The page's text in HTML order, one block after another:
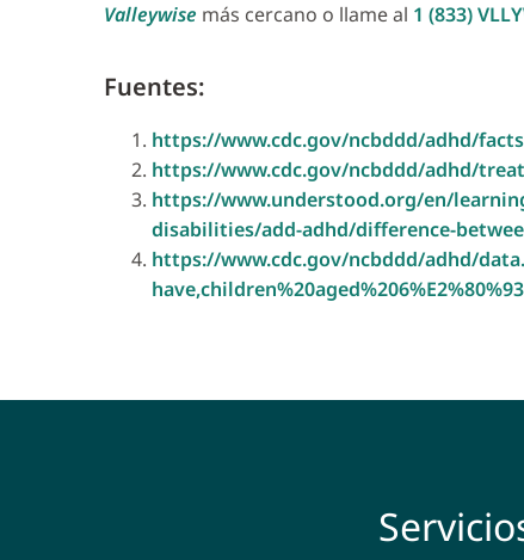
Valleywise más cercano o llame al 1 (833)
Fuentes:
https://www.cdc.gov/ncbddd/adhd/
https://www.cdc.gov/ncbddd/adhd/
https://www.understood.org/en/
disabilities/add-adhd/difference-
https://www.cdc.gov/ncbddd/adhd/